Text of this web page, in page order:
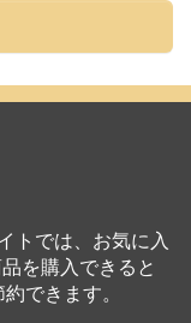
トでは、お気に入
を購入できると
できます。